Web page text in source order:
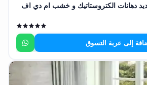
دهانات الكتروستاتيك و خشب ام دي اف
إلى عربة التسوق